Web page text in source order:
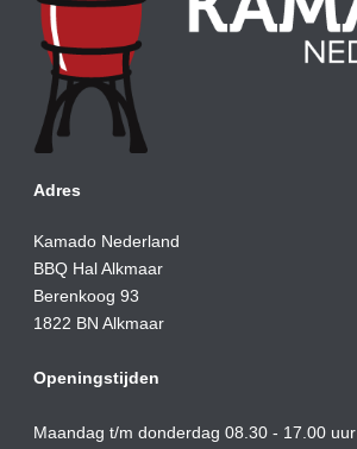
Adres
Kamado Nederland
BBQ Hal Alkmaar
Berenkoog 93
1822 BN Alkmaar
Openingstijden
Maandag t/m donderdag 08.30 - 17.00 uur